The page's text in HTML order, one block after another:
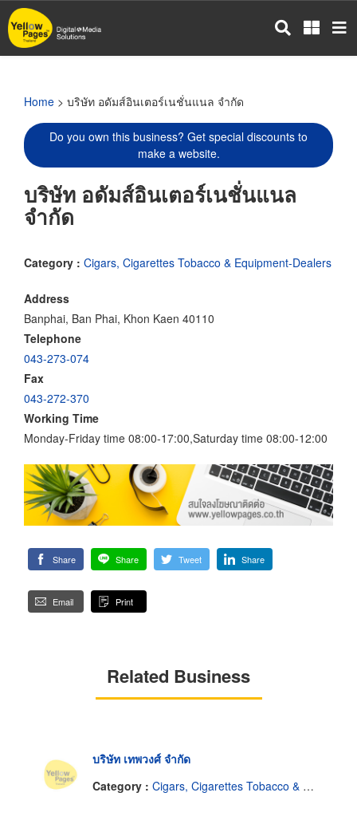
Skip
to
main
Home > บริษัท อดัมส์อินเตอร์เนชั่นแนล จำกัด
Do you own this business? Get special discounts to
make a website.
บริษัท อดัมส์อินเตอร์เนชั่นแนล
จำกัด
Category : Cigars, Cigarettes Tobacco & Equipment-Dealers
Address
Banphai, Ban Phai, Khon Kaen 40110
Telephone
043-273-074
Fax
043-272-370
Working Time
Monday-Friday time 08:00-17:00,Saturday time 08:00-12:00
Share Share Tweet Share
Email Print
Related Business
บริษัท เทพวงศ์ จำกัด
Category : Cigars, Cigarettes Tobacco & Equipment-Dealers